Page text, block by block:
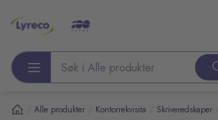
Søk etter produkter
Alle produkter Kontorrekvisita Skriveredskaper